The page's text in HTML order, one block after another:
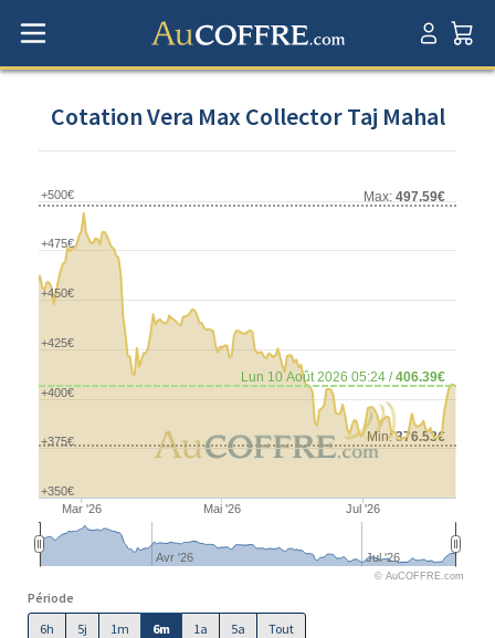
Cotation Vera Max Collector Taj Mahal
Min:376.53€
Max: 497.59€
Lun 10 Août 2026 05:24 /406.39€
Mar '26 Mai '26 Jul '26
Avr '26 Jul '26
+350€
+375€
+400€
+425€
+450€
+475€
+500€
© AuCOFFRE.com
Période
6h
5j 1m 6m 1a 5a
Tout